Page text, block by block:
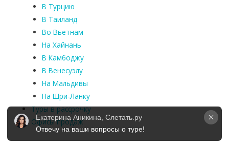
В Турцию
В Таиланд
Во Вьетнам
На Хайнань
В Камбоджу
В Венесуэлу
На Мальдивы
На Шри-Ланку
Туры в рассрочку
Офисы продаж
Екатерина Аникина, Слетать.ру
Отвечу на ваши вопросы о туре!